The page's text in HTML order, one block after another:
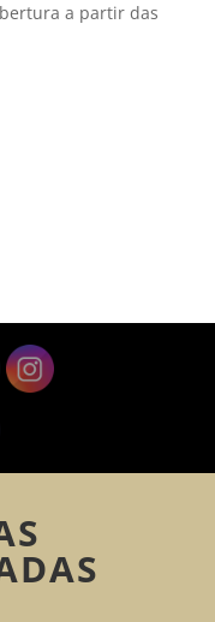
a partir das